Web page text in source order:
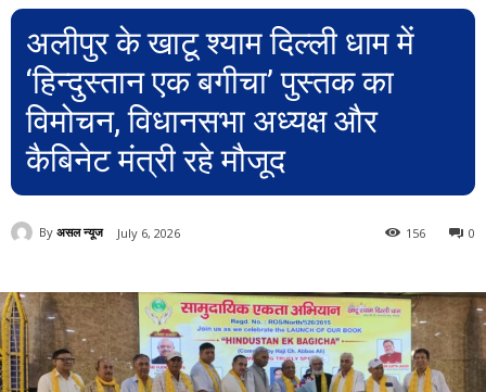
अलीपुर के खाटू श्याम दिल्ली धाम में
‘हिन्दुस्तान एक बगीचा’ पुस्तक का
विमोचन, विधानसभा अध्यक्ष और
कैबिनेट मंत्री रहे मौजूद
By असल न्यूज July 6, 2026 0
156